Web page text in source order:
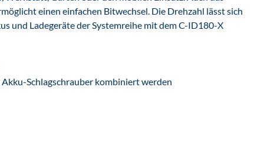
einen einfachen Bitwechsel. Die Drehzahl lässt sich
und Ladegeräte der Systemreihe mit dem C-ID180-X
Schlagschrauber kombiniert werden